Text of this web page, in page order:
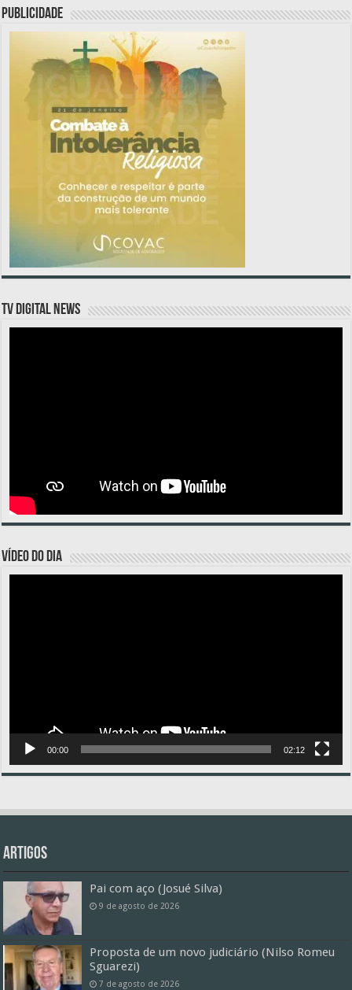
PUBLICIDADE
TV DIGITAL NEWS
VÍDEO DO DIA
00:00 02:12
Artigos
Pai com aço (Josué Silva)
9 de agosto de 2026
Proposta de um novo judiciário (Nilso Romeu
Sguarezi)
7 de agosto de 2026